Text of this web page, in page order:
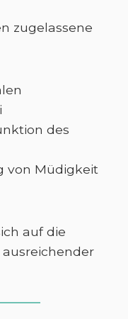
zugelassene
des
von Müdigkeit
auf die